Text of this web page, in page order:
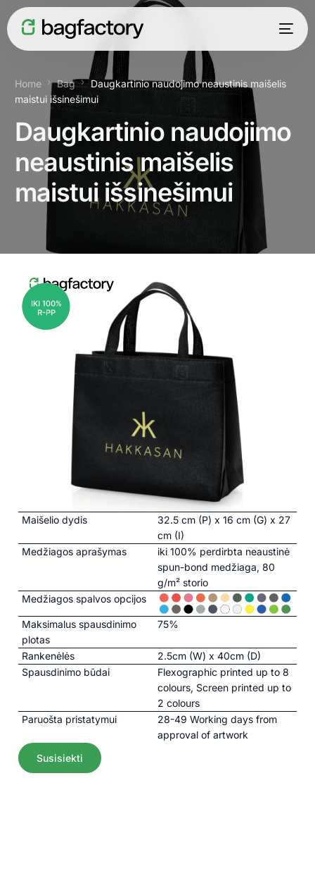
Home Bag
Daugkartinio naudojimo neaustinis maišelis
maistui išsinešimui
Daugkartinio naudojimo
neaustinis maišelis
maistui išsinešimui
Maišelio dydis
32.5 cm (P) x 16 cm (G) x 27
cm (I)
Medžiagos aprašymas
iki 100% perdirbta neaustinė
spun-bond medžiaga, 80
g/m² storio
Medžiagos spalvos opcijos
Maksimalus spausdinimo
plotas
75%
Rankenėlės
2.5cm (W) x 40cm (D)
Spausdinimo būdai
Flexographic printed up to 8
colours, Screen printed up to
2 colours
Paruošta pristatymui
28-49 Working days from
approval of artwork
Susisiekti